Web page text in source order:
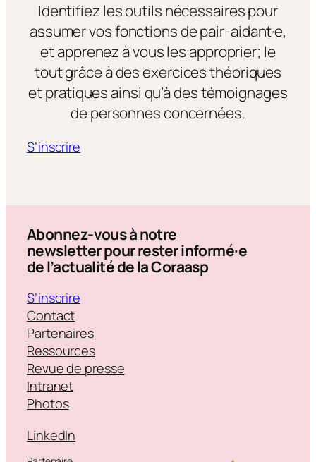
Identifiez les outils nécessaires pour
assumer vos fonctions de pair-aidant·e,
et apprenez à vous les approprier; le
tout grâce à des exercices théoriques
et pratiques ainsi qu’à des témoignages
de personnes concernées.
S’inscrire
Abonnez-vous à notre
newsletter pour rester informé·e
de l’actualité de la Coraasp
S’inscrire
Contact
Partenaires
Ressources
Revue de presse
Intranet
Photos
LinkedIn